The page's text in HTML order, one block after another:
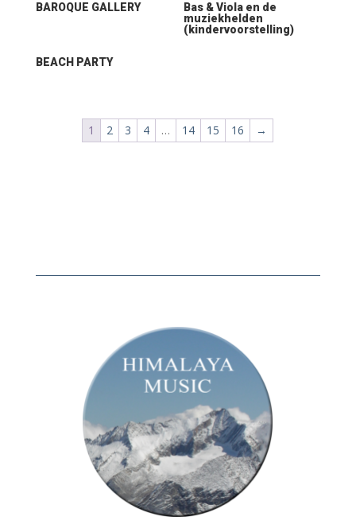
BAROQUE GALLERY
Bas & Viola en de
muziekhelden
(kindervoorstelling)
BEACH PARTY
1 2 3 4 … 14 15 16 →